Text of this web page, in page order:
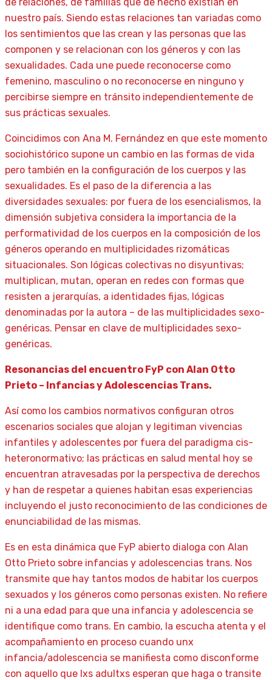
nuestro país. Siendo estas relaciones tan variadas como
los sentimientos que las crean y las personas que las
componen y se relacionan con los géneros y con las
sexualidades. Cada une puede reconocerse como
femenino, masculino o no reconocerse en ninguno y
percibirse siempre en tránsito independientemente de
sus prácticas sexuales.
Coincidimos con Ana M. Fernández en que este momento
sociohistórico supone un cambio en las formas de vida
pero también en la configuración de los cuerpos y las
sexualidades. Es el paso de la diferencia a las
diversidades sexuales: por fuera de los esencialismos, la
dimensión subjetiva considera la importancia de la
performatividad de los cuerpos en la composición de los
géneros operando en multiplicidades rizomáticas
situacionales. Son lógicas colectivas no disyuntivas;
multiplican, mutan, operan en redes con formas que
resisten a jerarquías, a identidades fijas, lógicas
denominadas por la autora – de las multiplicidades sexo-
genéricas. Pensar en clave de multiplicidades sexo-
genéricas.
Resonancias del encuentro FyP con Alan Otto
Prieto – Infancias y Adolescencias Trans.
Así como los cambios normativos configuran otros
escenarios sociales que alojan y legitiman vivencias
infantiles y adolescentes por fuera del paradigma cis-
heteronormativo; las prácticas en salud mental hoy se
encuentran atravesadas por la perspectiva de derechos
y han de respetar a quienes habitan esas experiencias
incluyendo el justo reconocimiento de las condiciones de
enunciabilidad de las mismas.
Es en esta dinámica que FyP abierto dialoga con Alan
Otto Prieto sobre infancias y adolescencias trans. Nos
transmite que hay tantos modos de habitar los cuerpos
sexuados y los géneros como personas existen. No refiere
ni a una edad para que una infancia y adolescencia se
identifique como trans. En cambio, la escucha atenta y el
acompañamiento en proceso cuando unx
infancia/adolescencia se manifiesta como disconforme
con aquello que lxs adultxs esperan que haga o transite